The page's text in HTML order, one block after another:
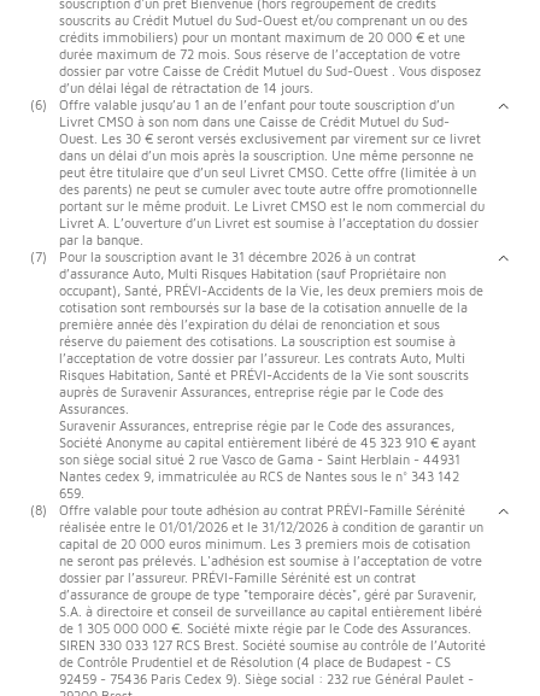
souscription d'un prêt Bienvenue (hors regroupement de crédits
souscrits au Crédit Mutuel du Sud-Ouest et/ou comprenant un ou des
crédits immobiliers) pour un montant maximum de 20 000 € et une
durée maximum de 72 mois. Sous réserve de l’acceptation de votre
dossier par votre Caisse de Crédit Mutuel du Sud-Ouest . Vous disposez
d’un délai légal de rétractation de 14 jours.
(6)
Offre valable jusqu’au 1 an de l’enfant pour toute souscription d’un
Livret CMSO à son nom dans une Caisse de Crédit Mutuel du Sud-
Ouest. Les 30 € seront versés exclusivement par virement sur ce livret
dans un délai d’un mois après la souscription. Une même personne ne
peut être titulaire que d’un seul Livret CMSO. Cette offre (limitée à un
des parents) ne peut se cumuler avec toute autre offre promotionnelle
portant sur le même produit. Le Livret CMSO est le nom commercial du
Livret A. L’ouverture d’un Livret est soumise à l’acceptation du dossier
par la banque.
(7)
Pour la souscription avant le 31 décembre 2026 à un contrat
d’assurance Auto, Multi Risques Habitation (sauf Propriétaire non
occupant), Santé, PRÉVI-Accidents de la Vie, les deux premiers mois de
cotisation sont remboursés sur la base de la cotisation annuelle de la
première année dès l’expiration du délai de renonciation et sous
réserve du paiement des cotisations. La souscription est soumise à
l’acceptation de votre dossier par l’assureur. Les contrats Auto, Multi
Risques Habitation, Santé et PRÉVI-Accidents de la Vie sont souscrits
auprès de Suravenir Assurances, entreprise régie par le Code des
Assurances.
Suravenir Assurances, entreprise régie par le Code des assurances,
Société Anonyme au capital entièrement libéré de 45 323 910 € ayant
son siège social situé 2 rue Vasco de Gama - Saint Herblain - 44931
Nantes cedex 9, immatriculée au RCS de Nantes sous le n° 343 142
659.
(8)
Offre valable pour toute adhésion au contrat PRÉVI-Famille Sérénité
réalisée entre le 01/01/2026 et le 31/12/2026 à condition de garantir un
capital de 20 000 euros minimum. Les 3 premiers mois de cotisation
ne seront pas prélevés. L'adhésion est soumise à l’acceptation de votre
dossier par l’assureur. PRÉVI-Famille Sérénité est un contrat
d’assurance de groupe de type "temporaire décès", géré par Suravenir,
S.A. à directoire et conseil de surveillance au capital entièrement libéré
de 1 305 000 000 €. Société mixte régie par le Code des Assurances.
SIREN 330 033 127 RCS Brest. Société soumise au contrôle de l’Autorité
de Contrôle Prudentiel et de Résolution (4 place de Budapest - CS
92459 - 75436 Paris Cedex 9). Siège social : 232 rue Général Paulet -